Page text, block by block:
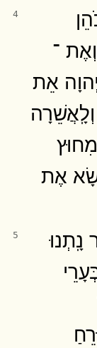
4
־
אֵת
אֶת
5